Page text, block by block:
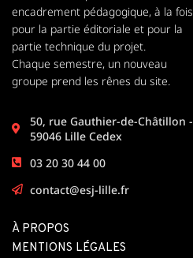
encadrement pédagogique, à la fois
pour la partie éditoriale et pour la
partie technique du projet.
Chaque semestre, un nouveau
groupe prend les rênes du site.
50, rue Gauthier-de-Châtillon -
59046 Lille Cedex
03 20 30 44 00
contact@esj-lille.fr
À PROPOS
MENTIONS LÉGALES